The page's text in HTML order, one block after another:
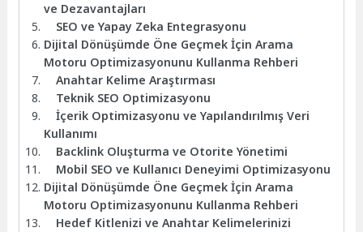
ve Dezavantajları
SEO ve Yapay Zeka Entegrasyonu
Dijital Dönüşümde Öne Geçmek İçin Arama
Motoru Optimizasyonunu Kullanma Rehberi
Anahtar Kelime Araştırması
Teknik SEO Optimizasyonu
İçerik Optimizasyonu ve Yapılandırılmış Veri
Kullanımı
Backlink Oluşturma ve Otorite Yönetimi
Mobil SEO ve Kullanıcı Deneyimi Optimizasyonu
Dijital Dönüşümde Öne Geçmek İçin Arama
Motoru Optimizasyonunu Kullanma Rehberi
Hedef Kitlenizi ve Anahtar Kelimelerinizi